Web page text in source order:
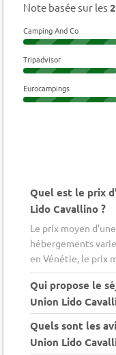
Note basée sur les
Camping And Co
Tripadvisor
Eurocampings
Quel est le prix
Lido Cavallino ?
Le prix moyen
hébergements
en Vénétie, le prix
Qui propose le
Union Lido
Quels sont les
Union Lido